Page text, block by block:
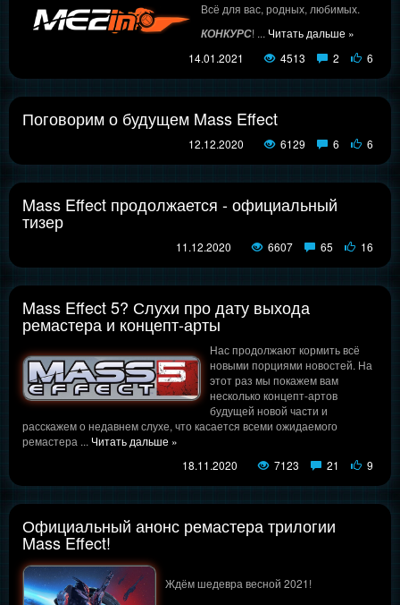
Всё для вас, родных, любимых.
КОНКУРС! ... Читать дальше »
14.01.2021
4513 2 6
Поговорим о будущем Mass Effect
12.12.2020 6129 6 6
Mass Effect продолжается - официальный
тизер
11.12.2020 6607 65 16
Mass Effect 5? Слухи про дату выхода
ремастера и концепт-арты
Нас продолжают кормить всё
новыми порциями новостей. На
этот раз мы покажем вам
несколько концепт-артов
будущей новой части и
расскажем о недавнем слухе, что касается всеми ожидаемого
ремастера ... Читать дальше »
18.11.2020
7123 21 9
Официальный анонс ремастера трилогии
Mass Effect!
Ждём шедевра весной 2021!